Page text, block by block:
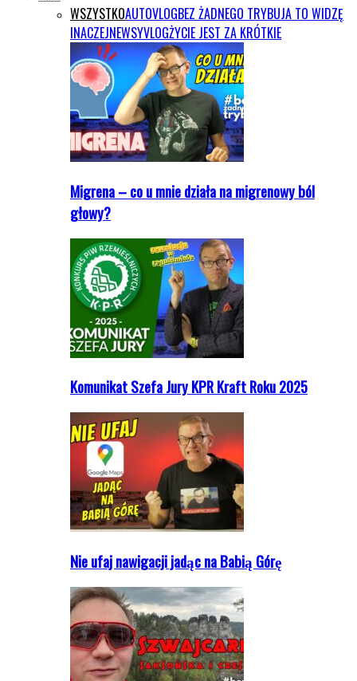
WSZYSTKOAUTOVLOGBEZ ŻADNEGO TRYBUJA TO WIDZĘ
INACZEJNEWSYVLOGŻYCIE JEST ZA KRÓTKIE
Migrena – co u mnie działa na migrenowy ból
głowy?
Komunikat Szefa Jury KPR Kraft Roku 2025
Nie ufaj nawigacji jadąc na Babią Górę